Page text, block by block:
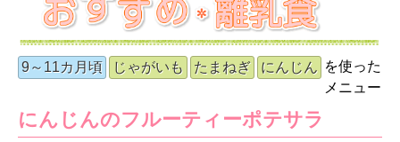
9～11カ月頃 じゃがいも たまねぎ にんじん を使った
メニュー
にんじんのフルーティーポテサラ